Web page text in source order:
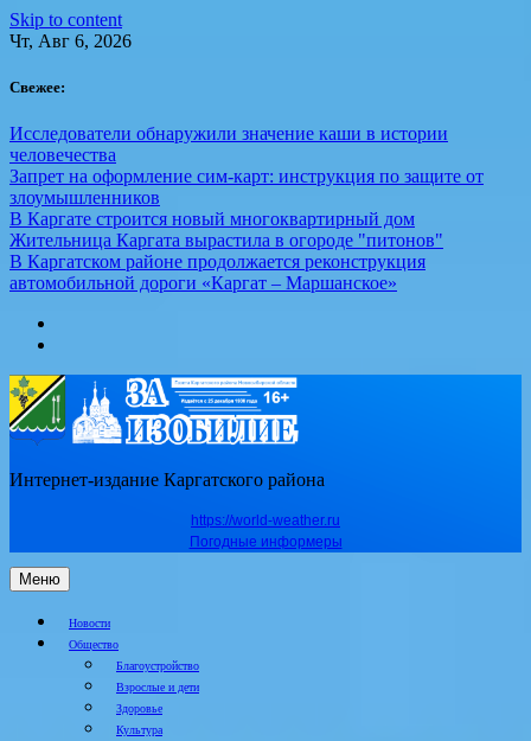
Skip to content
Чт, Авг 6, 2026
Свежее:
Исследователи обнаружили значение каши в истории
человечества
Запрет на оформление сим-карт: инструкция по защите от
злоумышленников
В Каргате строится новый многоквартирный дом
Жительница Каргата вырастила в огороде "питонов"
В Каргатском районе продолжается реконструкция
автомобильной дороги «Каргат – Маршанское»
Интернет-издание Каргатского района
https://world-weather.ru
Погодные информеры
Меню
Новости
Общество
Благоустройство
Взрослые и дети
Здоровье
Культура